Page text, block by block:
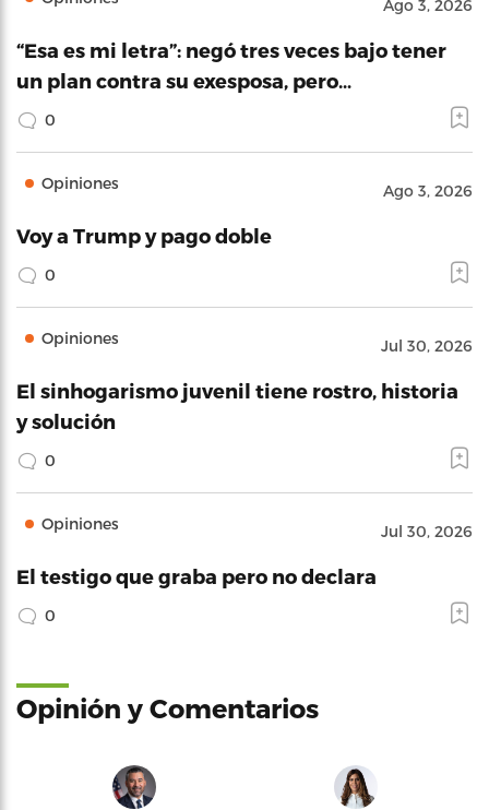
Ago 3, 2026
“Esa es mi letra”: negó tres veces bajo tener
un plan contra su exesposa, pero…
0
Opiniones Ago 3, 2026
Voy a Trump y pago doble
0
Opiniones Jul 30, 2026
El sinhogarismo juvenil tiene rostro, historia
y solución
0
Opiniones Jul 30, 2026
El testigo que graba pero no declara
0
Opinión y Comentarios